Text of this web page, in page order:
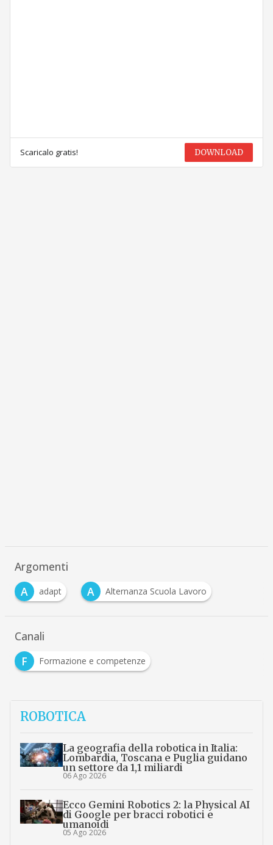
Scaricalo gratis! DOWNLOAD
Argomenti
A
adapt A Alternanza Scuola Lavoro
Canali
F
Formazione e competenze
ROBOTICA
La geografia della robotica in Italia:
Lombardia, Toscana e Puglia guidano
un settore da 1,1 miliardi
06 Ago 2026
Ecco Gemini Robotics 2: la Physical AI
di Google per bracci robotici e
umanoidi
05 Ago 2026